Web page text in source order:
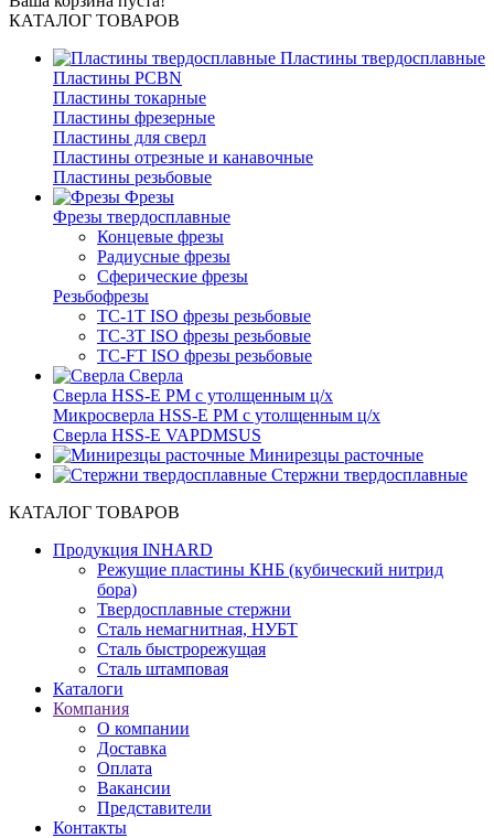
КАТАЛОГ ТОВАРОВ
Пластины твердосплавные
Пластины PCBN
Пластины токарные
Пластины фрезерные
Пластины для сверл
Пластины отрезные и канавочные
Пластины резьбовые
Фрезы
Фрезы твердосплавные
Концевые фрезы
Радиусные фрезы
Сферические фрезы
Резьбофрезы
TC-1T ISO фрезы резьбовые
TC-3T ISO фрезы резьбовые
TC-FT ISO фрезы резьбовые
Сверла
Cверла HSS-E PM c утолщенным ц/х
Микросверла HSS-E PM c утолщенным ц/х
Сверла HSS-E VAPDMSUS
Минирезцы расточные
Cтержни твердосплавные
КАТАЛОГ ТОВАРОВ
Продукция INHARD
Режущие пластины КНБ (кубический нитрид
бора)
Твердосплавные стержни
Сталь немагнитная, НУБТ
Сталь быстрорежущая
Сталь штамповая
Каталоги
Компания
О компании
Доставка
Оплата
Вакансии
Представители
Контакты